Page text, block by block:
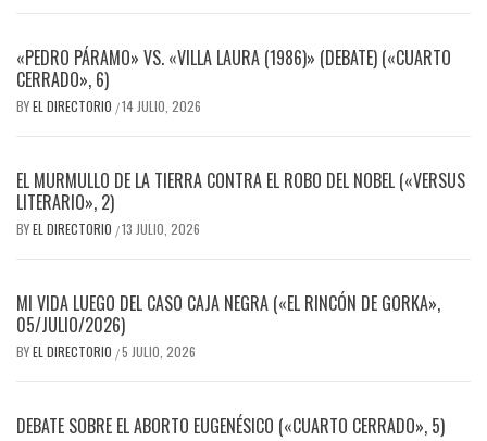
«PEDRO PÁRAMO» VS. «VILLA LAURA (1986)» (DEBATE) («CUARTO
CERRADO», 6)
BYEL DIRECTORIO /14 JULIO, 2026
EL MURMULLO DE LA TIERRA CONTRA EL ROBO DEL NOBEL («VERSUS
LITERARIO», 2)
BYEL DIRECTORIO /13 JULIO, 2026
MI VIDA LUEGO DEL CASO CAJA NEGRA («EL RINCÓN DE GORKA»,
05/JULIO/2026)
BYEL DIRECTORIO /5 JULIO, 2026
DEBATE SOBRE EL ABORTO EUGENÉSICO («CUARTO CERRADO», 5)